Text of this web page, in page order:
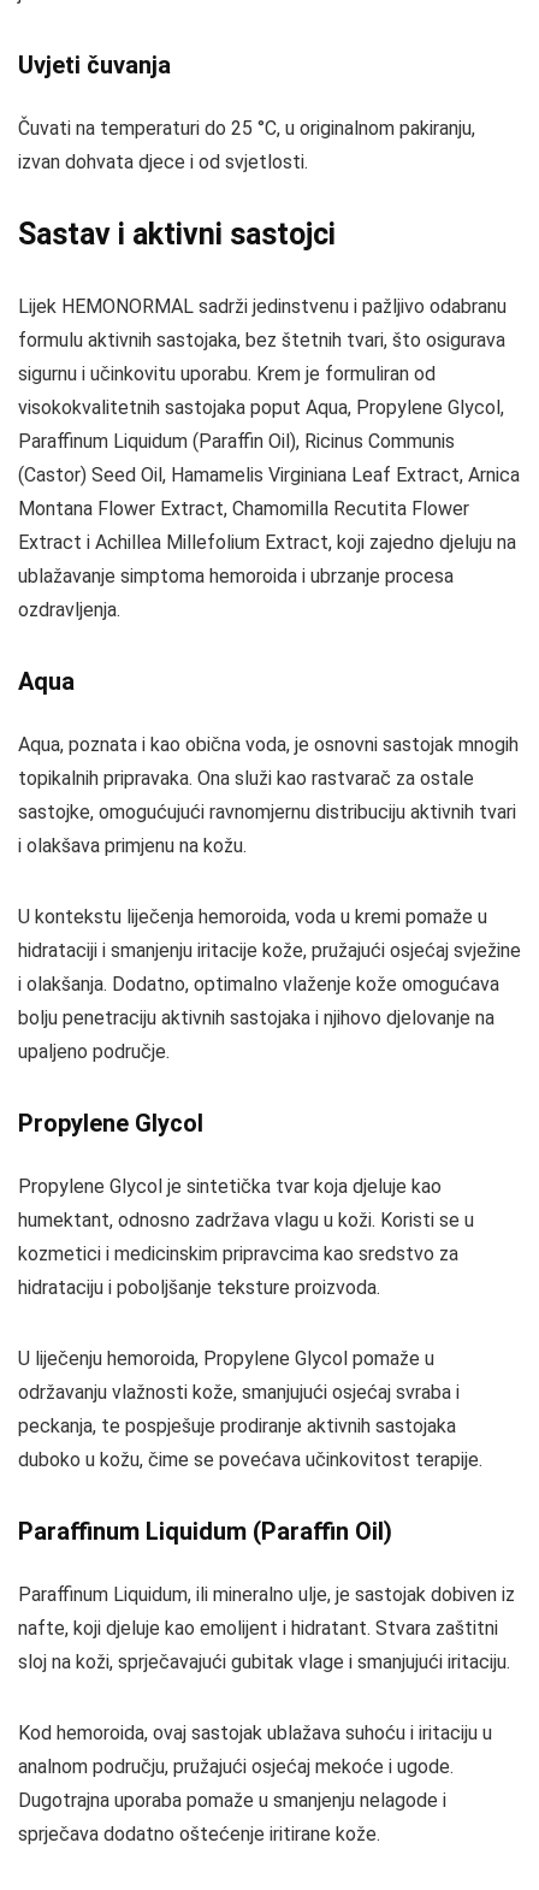
Uvjeti čuvanja
Čuvati na temperaturi do 25 °C, u originalnom pakiranju,
izvan dohvata djece i od svjetlosti.
Sastav i aktivni sastojci
Lijek HEMONORMAL sadrži jedinstvenu i pažljivo odabranu
formulu aktivnih sastojaka, bez štetnih tvari, što osigurava
sigurnu i učinkovitu uporabu. Krem je formuliran od
visokokvalitetnih sastojaka poput Aqua, Propylene Glycol,
Paraffinum Liquidum (Paraffin Oil), Ricinus Communis
(Castor) Seed Oil, Hamamelis Virginiana Leaf Extract, Arnica
Montana Flower Extract, Chamomilla Recutita Flower
Extract i Achillea Millefolium Extract, koji zajedno djeluju na
ublažavanje simptoma hemoroida i ubrzanje procesa
ozdravljenja.
Aqua
Aqua, poznata i kao obična voda, je osnovni sastojak mnogih
topikalnih pripravaka. Ona služi kao rastvarač za ostale
sastojke, omogućujući ravnomjernu distribuciju aktivnih tvari
i olakšava primjenu na kožu.
U kontekstu liječenja hemoroida, voda u kremi pomaže u
hidrataciji i smanjenju iritacije kože, pružajući osjećaj svježine
i olakšanja. Dodatno, optimalno vlaženje kože omogućava
bolju penetraciju aktivnih sastojaka i njihovo djelovanje na
upaljeno područje.
Propylene Glycol
Propylene Glycol je sintetička tvar koja djeluje kao
humektant, odnosno zadržava vlagu u koži. Koristi se u
kozmetici i medicinskim pripravcima kao sredstvo za
hidrataciju i poboljšanje teksture proizvoda.
U liječenju hemoroida, Propylene Glycol pomaže u
održavanju vlažnosti kože, smanjujući osjećaj svraba i
peckanja, te pospješuje prodiranje aktivnih sastojaka
duboko u kožu, čime se povećava učinkovitost terapije.
Paraffinum Liquidum (Paraffin Oil)
Paraffinum Liquidum, ili mineralno ulje, je sastojak dobiven iz
nafte, koji djeluje kao emolijent i hidratant. Stvara zaštitni
sloj na koži, sprječavajući gubitak vlage i smanjujući iritaciju.
Kod hemoroida, ovaj sastojak ublažava suhoću i iritaciju u
analnom području, pružajući osjećaj mekoće i ugode.
Dugotrajna uporaba pomaže u smanjenju nelagode i
sprječava dodatno oštećenje iritirane kože.